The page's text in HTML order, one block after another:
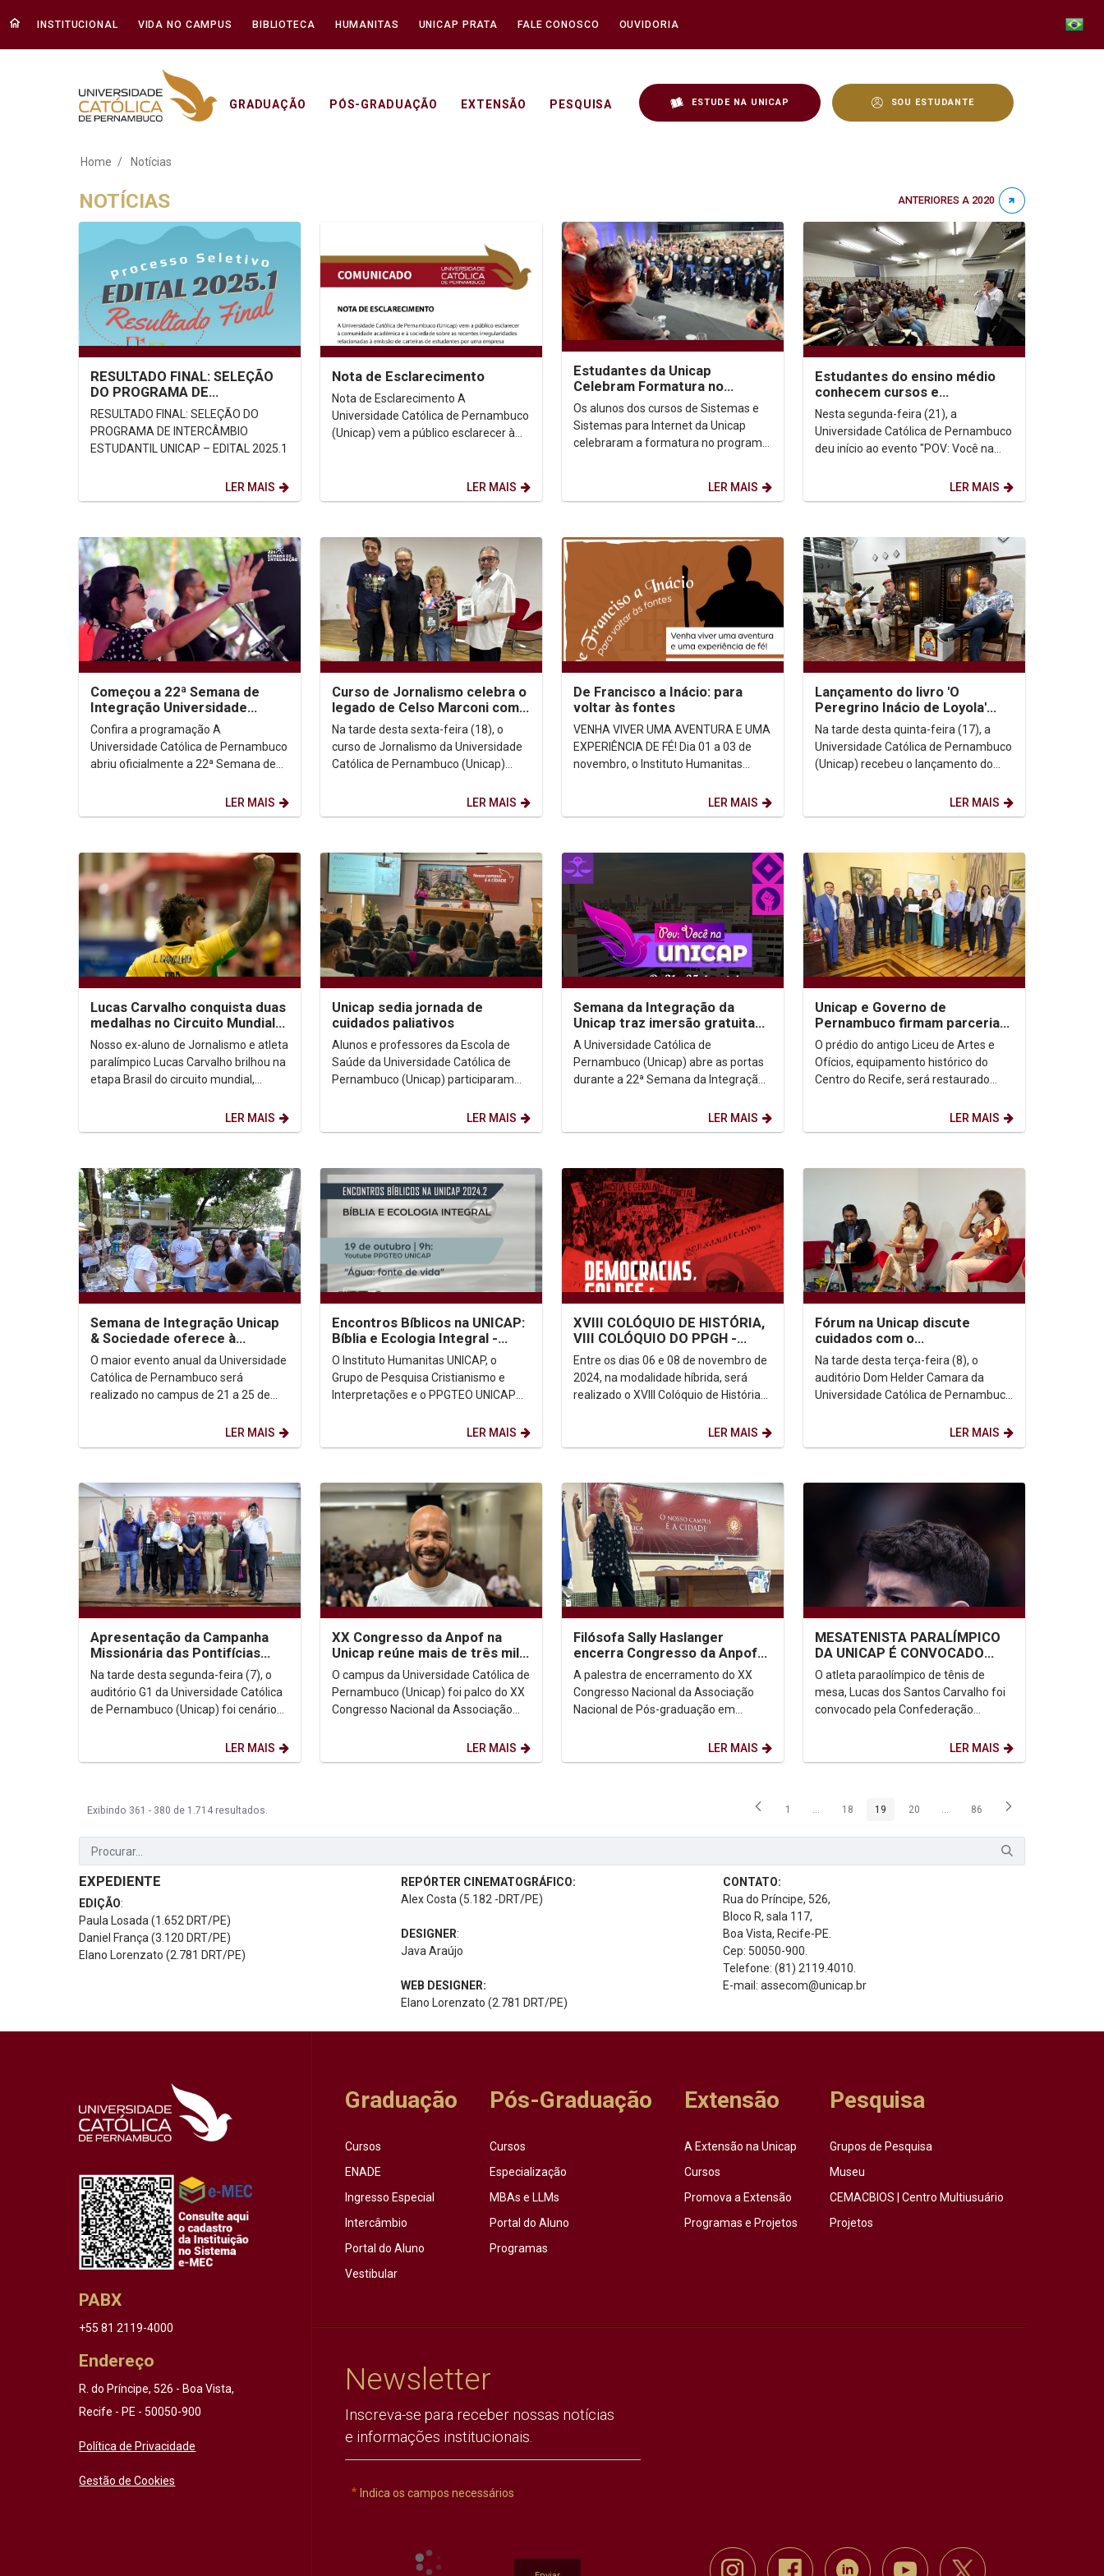
INSTITUCIONAL VIDA NO CAMPUS BIBLIOTECA HUMANITAS UNICAP PRATA FALE CONOSCO OUVIDORIA
GRADUAÇÃO PÓS-GRADUAÇÃO EXTENSÃO PESQUISA ESTUDE NA UNICAP SOU ESTUDANTE
Notícias - Unicap
Home Notícias
NOTÍCIAS ANTERIORES A 2020
RESULTADO FINAL: SELEÇÃO
DO PROGRAMA DE
MOBILIDADE
ACADÊMICA/INTERCÂMBIO
ESTUDANTIL UNICAP –...
RESULTADO FINAL: SELEÇÃO DO
PROGRAMA DE INTERCÂMBIO
ESTUDANTIL UNICAP – EDITAL 2025.1
LER MAIS
Nota de Esclarecimento
Nota de Esclarecimento A
Universidade Católica de Pernambuco
(Unicap) vem a público esclarecer à
LER MAIS
Estudantes da Unicap
Celebram Formatura no
Embarque Digital
Os alunos dos cursos de Sistemas e
Sistemas para Internet da Unicap
celebraram a formatura no programa
LER MAIS
Estudantes do ensino médio
conhecem cursos e
infraestrutura da Unicap
Nesta segunda-feira (21), a
Universidade Católica de Pernambuco
deu início ao evento "POV: Você na
estudantes do ensino médio...LER MAIS
Começou a 22ª Semana de
Integração Universidade
Católica & Sociedade
Confira a programação A
Universidade Católica de Pernambuco
abriu oficialmente a 22ª Semana de
LER MAIS
Curso de Jornalismo celebra o
legado de Celso Marconi com
doação de acervo e
discussões sobre sua...
Na tarde desta sexta-feira (18), o
curso de Jornalismo da Universidade
Católica de Pernambuco (Unicap)
LER MAIS
De Francisco a Inácio: para
voltar às fontes
VENHA VIVER UMA AVENTURA E UMA
EXPERIÊNCIA DE FÉ! Dia 01 a 03 de
novembro, o Instituto Humanitas
Caminho (AMICA) promoverá...LER MAIS
Lançamento do livro 'O
Peregrino Inácio de Loyola'
celebra a vida e a obra do
fundador da...
Na tarde desta quinta-feira (17), a
Universidade Católica de Pernambuco
(Unicap) recebeu o lançamento do
LER MAIS
Lucas Carvalho conquista duas
medalhas no Circuito Mundial
Paralímpico
Nosso ex-aluno de Jornalismo e atleta
paralímpico Lucas Carvalho brilhou na
etapa Brasil do circuito mundial,
LER MAIS
Unicap sedia jornada de
cuidados paliativos
Alunos e professores da Escola de
Saúde da Universidade Católica de
Pernambuco (Unicap) participaram
LER MAIS
Semana da Integração da
Unicap traz imersão gratuita
no Ensino Superior
A Universidade Católica de
Pernambuco (Unicap) abre as portas
durante a 22ª Semana da Integração
transformadora com o evento "POV:...
LER MAIS
Unicap e Governo de
Pernambuco firmam parceria
para restauração do prédio do
antigo Liceu de...
O prédio do antigo Liceu de Artes e
Ofícios, equipamento histórico do
Centro do Recife, será restaurado
LER MAIS
Semana de Integração Unicap
& Sociedade oferece à
população serviços gratuitos
nas áreas de Saúde...
O maior evento anual da Universidade
Católica de Pernambuco será
realizado no campus de 21 a 25 de
exames médicos, além da...LER MAIS
Encontros Bíblicos na UNICAP:
Bíblia e Ecologia Integral -
Água, fonte de vida
O Instituto Humanitas UNICAP, o
Grupo de Pesquisa Cristianismo e
Interpretações e o PPGTEO UNICAP
LER MAIS
XVIII COLÓQUIO DE HISTÓRIA,
VIII COLÓQUIO DO PPGH -
Democracias, Golpes e
Revoluções: Conexões...
Entre os dias 06 e 08 de novembro de
2024, na modalidade híbrida, será
realizado o XVIII Colóquio de História
LER MAIS
Fórum na Unicap discute
cuidados com o
envelhecimento e prevenção
sob a ótica da Geriatria e...
Na tarde desta terça-feira (8), o
auditório Dom Helder Camara da
Universidade Católica de Pernambuco
LER MAIS
Apresentação da Campanha
Missionária das Pontifícias
Obras Missionárias na Unicap
aborda...
Na tarde desta segunda-feira (7), o
auditório G1 da Universidade Católica
de Pernambuco (Unicap) foi cenário
LER MAIS
XX Congresso da Anpof na
Unicap reúne mais de três mil
participantes e destaca a
importância da...
O campus da Universidade Católica de
Pernambuco (Unicap) foi palco do XX
Congresso Nacional da Associação
LER MAIS
Filósofa Sally Haslanger
encerra Congresso da Anpof
com reflexão crítica sobre
práticas sociais e...
A palestra de encerramento do XX
Congresso Nacional da Associação
Nacional de Pós-graduação em
LER MAIS
MESATENISTA PARALÍMPICO
DA UNICAP É CONVOCADO
PARA SELEÇÃO BRASILEIRA
O atleta paraolímpico de tênis de
mesa, Lucas dos Santos Carvalho foi
convocado pela Confederação
LER MAIS
Exibindo 361 - 380 de 1.714 resultados. Página
1 ...Páginas intermediárias Usar ABA para navegar.
Página
18 Página
19 Página
20 ...Páginas intermediárias Usar ABA
Página
86
EXPEDIENTE
EDIÇÃO:
Paula Losada (1.652 DRT/PE)
Daniel França (3.120 DRT/PE)
Elano Lorenzato (2.781 DRT/PE)
REPÓRTER CINEMATOGRÁFICO:
Alex Costa (5.182 -DRT/PE)
DESIGNER:
Java Araújo
WEB DESIGNER:
Elano Lorenzato (2.781 DRT/PE)
CONTATO:
Rua do Príncipe, 526,
Bloco R, sala 117,
Boa Vista, Recife-PE.
Cep: 50050-900.
Telefone: (81) 2119.4010.
E-mail: assecom@unicap.br
PABX
+55 81 2119-4000
Endereço
R. do Príncipe, 526 - Boa Vista,
Recife - PE - 50050-900
Política de Privacidade
Gestão de Cookies
Graduação
Cursos
ENADE
Ingresso Especial
Intercâmbio
Portal do Aluno
Vestibular
Pós-Graduação
Cursos
Especialização
MBAs e LLMs
Portal do Aluno
Programas
Extensão
A Extensão na Unicap
Cursos
Promova a Extensão
Programas e Projetos
Pesquisa
Grupos de Pesquisa
Museu
CEMACBIOS | Centro Multiusuário
Projetos
Newsletter
Inscreva-se para receber nossas notícias
e informações institucionais.
Indica os campos necessários